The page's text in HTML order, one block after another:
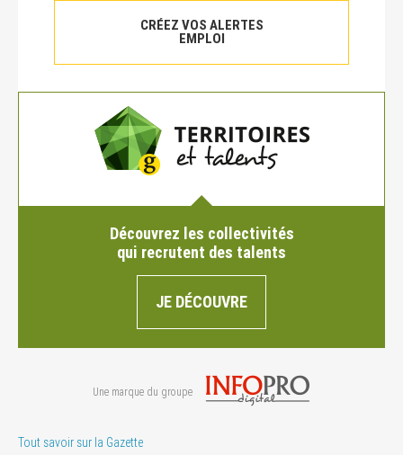
CRÉEZ VOS ALERTES
EMPLOI
Découvrez les collectivités
qui recrutent des talents
JE DÉCOUVRE
Une marque du groupe
Tout savoir sur la Gazette